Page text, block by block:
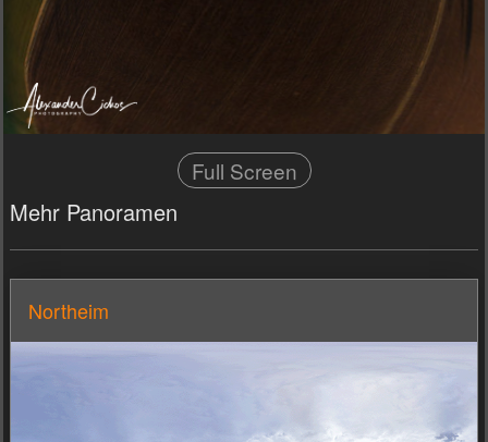
Full Screen
Mehr Panoramen
Northeim